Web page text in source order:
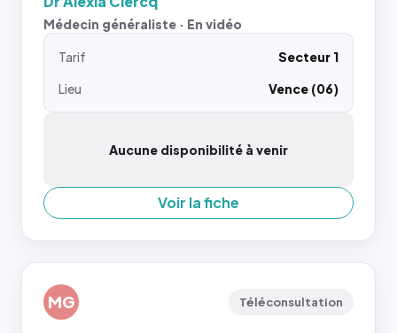
Médecin généraliste · En vidéo
Tarif
Secteur 1
Lieu
Vence (06)
Aucune disponibilité à venir
Voir la fiche
MG Téléconsultation